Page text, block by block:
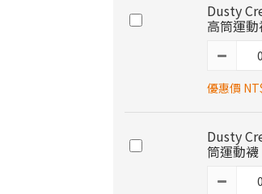
Dusty
高筒運
優惠價
Dusty
筒運動襪